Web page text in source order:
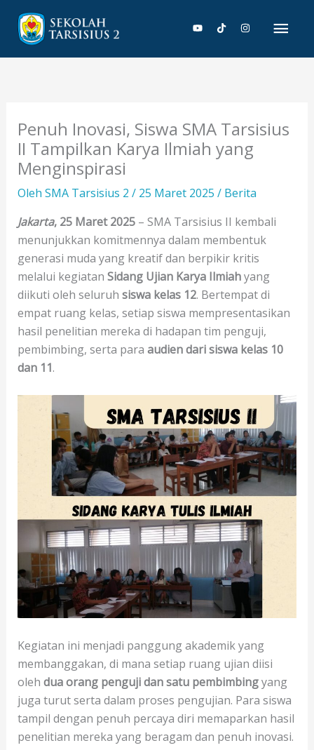
konten
Penuh Inovasi, Siswa SMA Tarsisius
II Tampilkan Karya Ilmiah yang
Menginspirasi
Oleh SMA Tarsisius 2 / 25 Maret 2025 / Berita
Jakarta, 25 Maret 2025– SMA Tarsisius II kembali
menunjukkan komitmennya dalam membentuk
generasi muda yang kreatif dan berpikir kritis
melalui kegiatan Sidang Ujian Karya Ilmiahyang
diikuti oleh seluruh siswa kelas 12. Bertempat di
empat ruang kelas, setiap siswa mempresentasikan
hasil penelitian mereka di hadapan tim penguji,
pembimbing, serta para audien dari siswa kelas 10
dan 11.
Kegiatan ini menjadi panggung akademik yang
membanggakan, di mana setiap ruang ujian diisi
oleh dua orang penguji dan satu pembimbingyang
juga turut serta dalam proses pengujian. Para siswa
tampil dengan penuh percaya diri memaparkan hasil
penelitian mereka yang beragam dan penuh inovasi.